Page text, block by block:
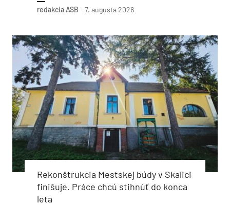
redakcia ASB - 7. augusta 2026
Rekonštrukcia Mestskej búdy v Skalici
finišuje. Práce chcú stihnúť do konca
leta